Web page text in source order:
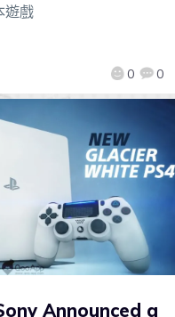
0 0
遊戲
Announced a